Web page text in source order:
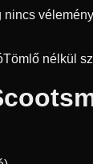
nincs
Tömlő nélkül